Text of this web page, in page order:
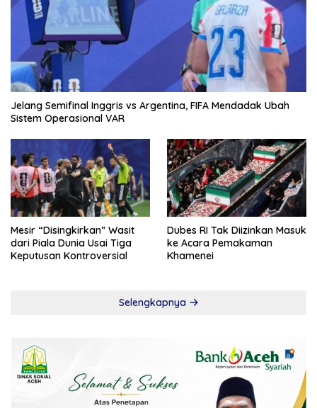
Jelang Semifinal Inggris vs Argentina, FIFA Mendadak Ubah
Sistem Operasional VAR
Mesir “Disingkirkan” Wasit
dari Piala Dunia Usai Tiga
Keputusan Kontroversial
Dubes RI Tak Diizinkan Masuk
ke Acara Pemakaman
Khamenei
Selengkapnya